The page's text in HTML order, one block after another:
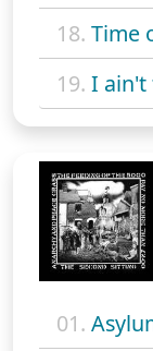
18. Time
19. I ain't
01.